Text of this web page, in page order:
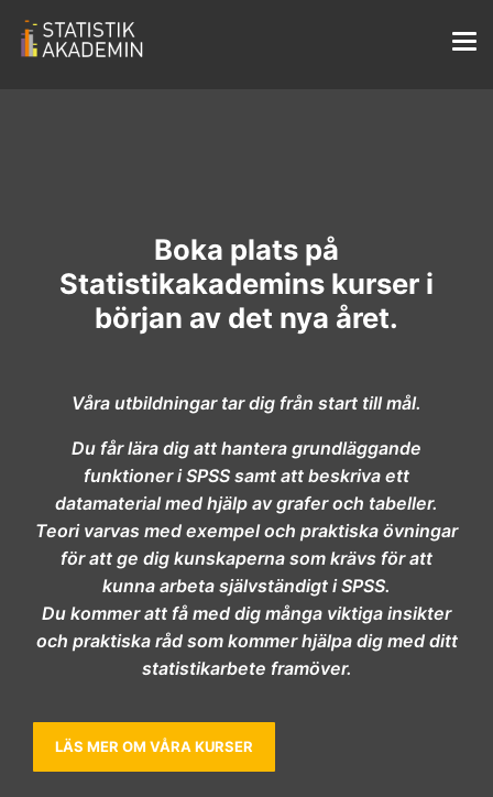
Boka plats på
Statistikakademins kurser i
början av det nya året.
Våra utbildningar tar dig från start till mål.
Du får lära dig att hantera grundläggande
funktioner i SPSS samt att beskriva ett
datamaterial med hjälp av grafer och tabeller.
Teori varvas med exempel och praktiska övningar
för att ge dig kunskaperna som krävs för att
kunna arbeta självständigt i SPSS.
Du kommer att få med dig många viktiga insikter
och praktiska råd som kommer hjälpa dig med ditt
statistikarbete framöver.
LÄS MER OM VÅRA KURSER